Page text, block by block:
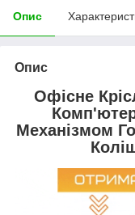
Опис
Опис
Офісне
Механізмом